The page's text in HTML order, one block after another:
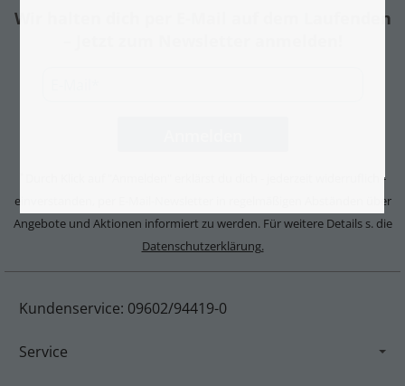
Wir halten dich per E-Mail auf dem Laufenden
Durch Klick auf "Anmelden" erklärst du dich - jederzeit widerruflich -
einverstanden, per E-Mail-Newsletter in regelmäßigen Abständen über
Angebote und Aktionen informiert zu werden. Für weitere Details s. die
Datenschutzerklärung.
Kundenservice: 09602/94419-0
Service